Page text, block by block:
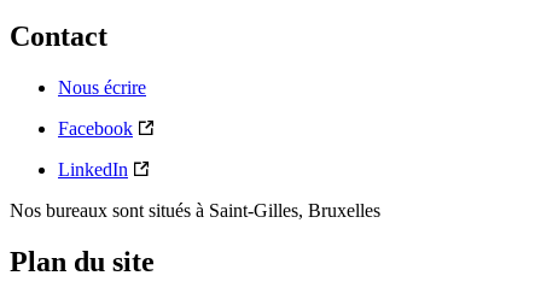
Contact
Nous écrire
Facebook
LinkedIn
Nos bureaux sont situés à Saint-Gilles, Bruxelles
Plan du site